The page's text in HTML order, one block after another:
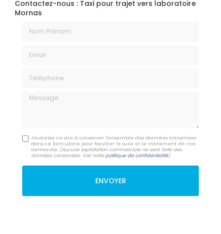
Contactez-nous : Taxi pour trajet vers laboratoire
Mornas
Message
J'autorise ce site à conserver l'ensemble des données transmises
dans ce formulaire pour faciliter le suivi et le traitement de ma
demande. (Aucune exploitation commerciale ne sera faite des
données conservées. Voir notrepolitique de confidentialité)